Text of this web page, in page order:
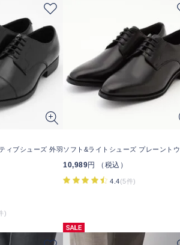
ィブシューズ 外羽
)
ソフト&ライトシューズ プレーントウ
10,989円 （税込）
4.4(5件)